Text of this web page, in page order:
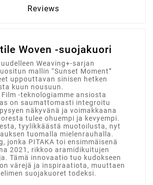
Reviews
Woven -suojakuori
Weaving+-sarjan
mallin “Sunset Moment”
uppouttavan sinisen hetken
kuun nousuun.
-teknologiamme ansiosta
on saumattomasti integroitu
näkyvänä ja voimakkaana
tulee ohuempi ja kevyempi.
tyylikkäästä muotoilusta, nyt
tuomalla mielenrauhalla.
jonka PITAKA toi ensimmäisenä
2021, rikkoo aramidikuitujen
Tämä innovaatio tuo kudokseen
värejä ja inspiraatiota, muuttaen
suojakuoret todeksi.